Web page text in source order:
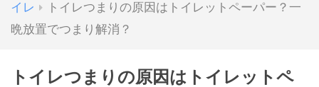
イレ
トイレつまりの原因はトイレットペーパー？一
晩放置でつまり解消？
トイレつまりの原因はトイレットペ